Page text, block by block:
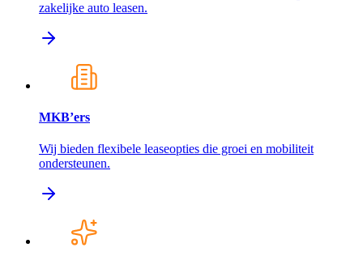
zakelijke auto leasen.
MKB’ers
Wij bieden flexibele leaseopties die groei en mobiliteit
ondersteunen.